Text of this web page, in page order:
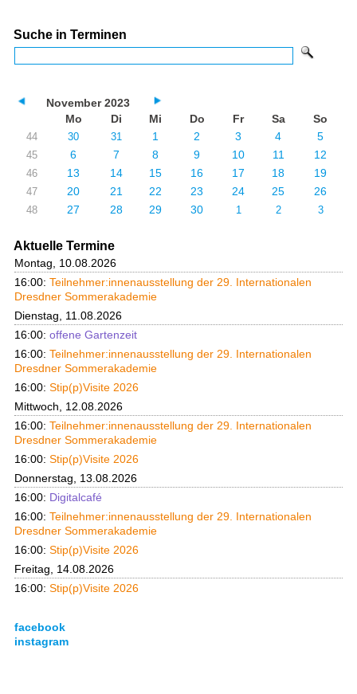
Suche in Terminen
November 2023
Mo
Di Mi Do Fr Sa So
44 30 31 1 2 3 4 5
45 6 7 8 9 10 11 12
46 13 14 15 16 17 18 19
47 20 21 22 23 24 25 26
48 27 28 29 30 1 2 3
Aktuelle Termine
Montag, 10.08.2026
16:00: Teilnehmer:innenausstellung der 29. Internationalen
Dresdner Sommerakademie
Dienstag, 11.08.2026
16:00: offene Gartenzeit
16:00: Teilnehmer:innenausstellung der 29. Internationalen
Dresdner Sommerakademie
16:00: Stip(p)Visite 2026
Mittwoch, 12.08.2026
16:00: Teilnehmer:innenausstellung der 29. Internationalen
Dresdner Sommerakademie
16:00: Stip(p)Visite 2026
Donnerstag, 13.08.2026
16:00: Digitalcafé
16:00: Teilnehmer:innenausstellung der 29. Internationalen
Dresdner Sommerakademie
16:00: Stip(p)Visite 2026
Freitag, 14.08.2026
16:00: Stip(p)Visite 2026
facebook
instagram